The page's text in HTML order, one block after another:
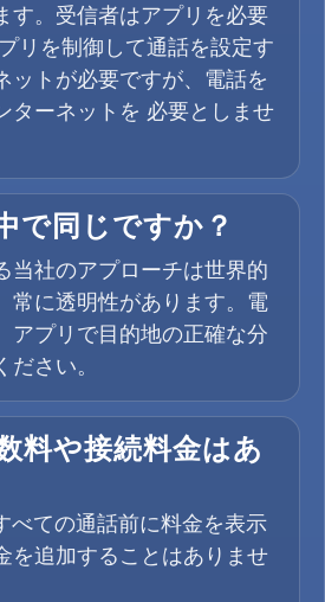
す。受信者はアプリを必要
リを制御して通話を設定す
ットが必要ですが、電話を
ターネットを 必要としませ
で同じですか？
当社のアプローチは世界的
常に透明性があります。電
アプリで目的地の正確な分
さい。
料や接続料金はあ
べての通話前に料金を表示
を追加することはありませ